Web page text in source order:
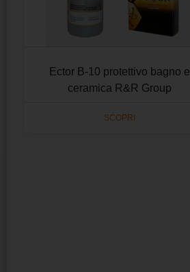
Ector B-10 protettivo bagno e
ceramica R&R Group
SCOPRI